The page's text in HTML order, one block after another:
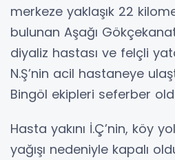
merkeze yaklaşık 22
bulunan Aşağı
diyaliz hastası ve felçli
N.Ş’nin acil hastaneye
Bingöl ekipleri seferber
Hasta yakını İ.Ç’nin, köy
yağışı nedeniyle kapalı